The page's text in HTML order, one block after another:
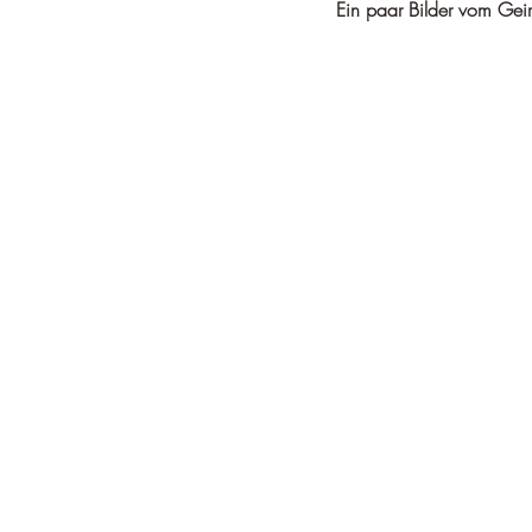
Ein paar Bilder vom